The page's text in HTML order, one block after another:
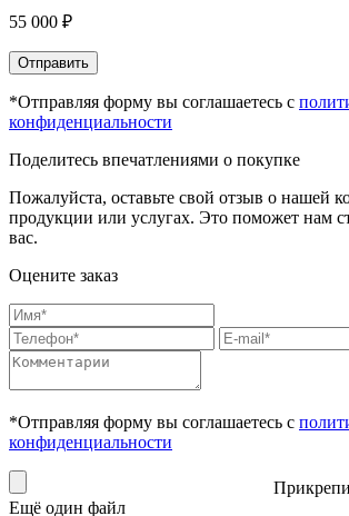
55 000 ₽
Отправить
*Отправляя форму вы соглашаетесь с
конфиденциальности
Поделитесь впечатлениями о покупке
Пожалуйста, оставьте свой отзыв о нашей
продукции или услугах. Это поможет нам
вас.
Оцените заказ
*Отправляя форму вы соглашаетесь с
конфиденциальности
Ещё один файл